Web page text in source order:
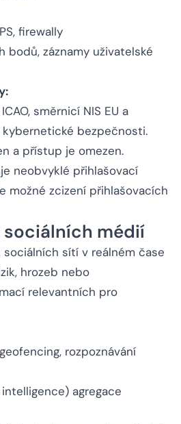
firewally
bodů, záznamy uživatelské
směrnicí NIS EU a
bezpečnosti.
a přístup je omezen.
neobvyklé přihlašovací
možné zcizení přihlašovacích
médií
sítí v reálném čase
hrozeb nebo
relevantních pro
rozpoznávání
agregace